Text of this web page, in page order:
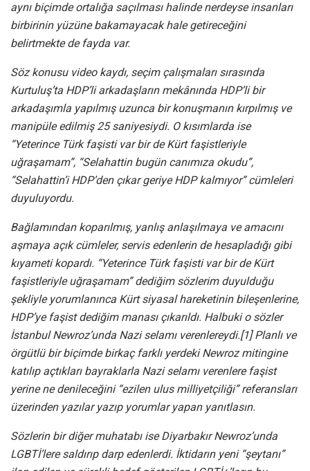
aynı biçimde ortalığa saçılması halinde nerdeyse insanları
birbirinin yüzüne bakamayacak hale getireceğini
belirtmekte de fayda var.
Söz konusu video kaydı, seçim çalışmaları sırasında
Kurtuluş’ta HDP’li arkadaşların mekânında HDP’li bir
arkadaşımla yapılmış uzunca bir konuşmanın kırpılmış ve
manipüle edilmiş 25 saniyesiydi. O kısımlarda ise
“Yeterince Türk faşisti var bir de Kürt faşistleriyle
uğraşamam”, “Selahattin bugün canımıza okudu”,
“Selahattin’i HDP’den çıkar geriye HDP kalmıyor” cümleleri
duyuluyordu.
Bağlamından koparılmış, yanlış anlaşılmaya ve amacını
aşmaya açık cümleler, servis edenlerin de hesapladığı gibi
kıyameti kopardı. “Yeterince Türk faşisti var bir de Kürt
faşistleriyle uğraşamam” dediğim sözlerim duyulduğu
şekliyle yorumlanınca Kürt siyasal hareketinin bileşenlerine,
HDP’ye faşist dediğim manası çıkarıldı. Halbuki o sözler
İstanbul Newroz’unda Nazi selamı verenlereydi.[1] Planlı ve
örgütlü bir biçimde birkaç farklı yerdeki Newroz mitingine
katılıp açtıkları bayraklarla Nazi selamı verenlere faşist
yerine ne denileceğini “ezilen ulus milliyetçiliği” referansları
üzerinden yazılar yazıp yorumlar yapan yanıtlasın.
Sözlerin bir diğer muhatabı ise Diyarbakır Newroz’unda
LGBTİ’lere saldırıp darp edenlerdi. İktidarın yeni “şeytanı”